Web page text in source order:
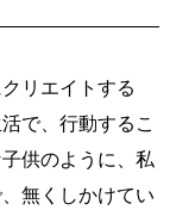
リエイトする
で、行動するこ
供のように、私
無くしかけてい